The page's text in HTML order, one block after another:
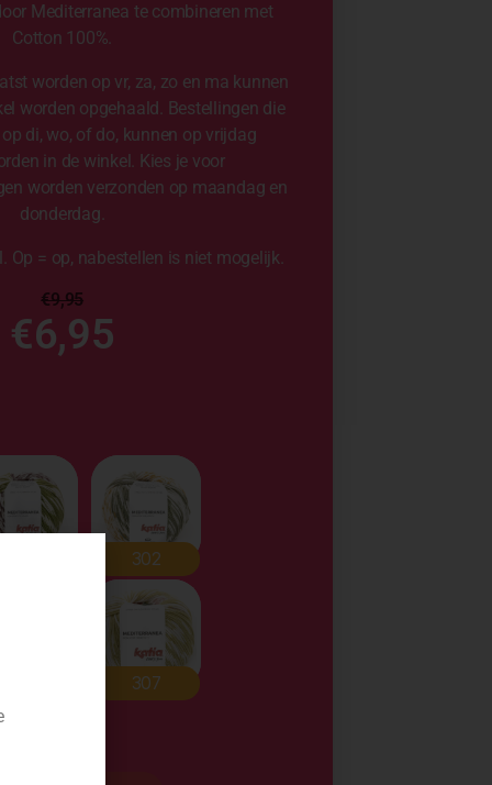
Mediterranea te combineren met
Cotton 100%.
worden op vr, za, zo en ma kunnen
worden opgehaald. Bestellingen die
di, wo, of do, kunnen op vrijdag
in de winkel. Kies je voor
worden verzonden op maandag en
donderdag.
Op = op, nabestellen is niet mogelijk.
€9,95
€6,95